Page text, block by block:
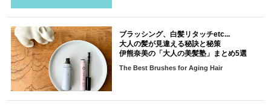
ブラッシング、白髪リタッチetc...
大人の髪が見違える秘訣と秘策
伊熊奈美の「大人の美髪塾」まとめ5選
The Best Brushes for Aging Hair